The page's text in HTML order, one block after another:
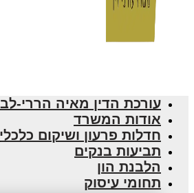
עורכת הדין מאיה הררי-לביא
אודות המשרד
חדלות פרעון ושיקום כלכלי
תביעות בנקים
הלבנת הון
תחומי עיסוק